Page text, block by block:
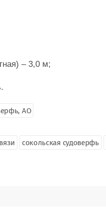
– 3,0 м;
АО
сокольская судоверфь